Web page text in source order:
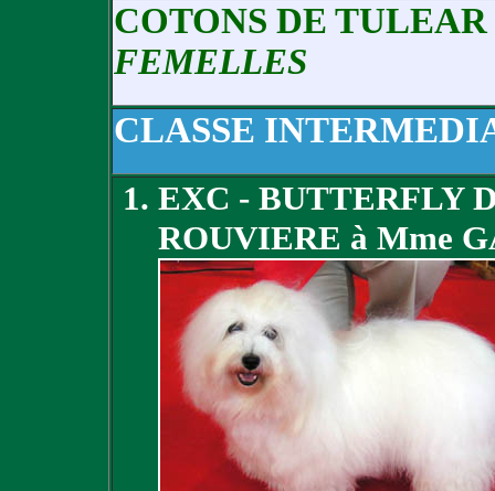
COTONS DE TULEAR
FEMELLES
CLASSE
EXC - BUTTERFLY
ROUVIERE à Mme